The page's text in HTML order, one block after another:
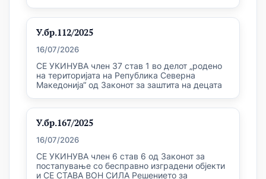
У.бр.112/2025
16/07/2026
СЕ УКИНУВА член 37 став 1 во делот „родено
на територијата на Република Северна
Македонија“ од Законот за заштита на децата
У.бр.167/2025
16/07/2026
СЕ УКИНУВА член 6 став 6 од Законот за
постапување со бесправно изградени објекти
и СЕ СТАВА ВОН СИЛА Решението за